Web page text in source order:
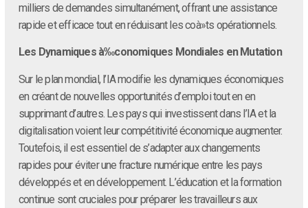
milliers de demandes simultanément, offrant une assistance
rapide et efficace tout en réduisant les coà»ts opérationnels.
Les Dynamiques à‰conomiques Mondiales en Mutation
Sur le plan mondial, l’IA modifie les dynamiques économiques
en créant de nouvelles opportunités d’emploi tout en en
supprimant d’autres. Les pays qui investissent dans l’IA et la
digitalisation voient leur compétitivité économique augmenter.
Toutefois, il est essentiel de s’adapter aux changements
rapides pour éviter une fracture numérique entre les pays
développés et en développement. L’éducation et la formation
continue sont cruciales pour préparer les travailleurs aux